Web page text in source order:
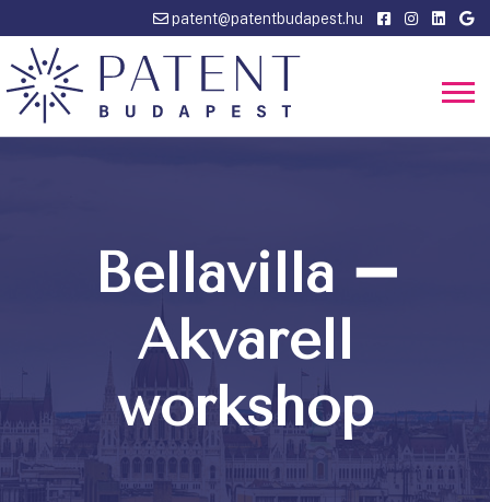
patent@patentbudapest.hu
Bellavilla ➖
Akvarell
workshop